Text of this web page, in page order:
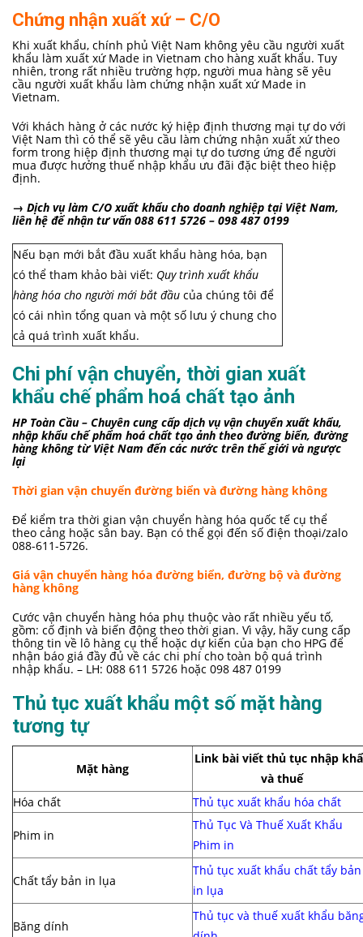
Chứng nhận xuất xứ – C/O
Khi xuất khẩu, chính phủ Việt Nam không yêu cầu người xuất
khẩu làm xuất xứ Made in Vietnam cho hàng xuất khẩu. Tuy
nhiên, trong rất nhiều trường hợp, người mua hàng sẽ yêu
cầu người xuất khẩu làm chứng nhận xuất xứ Made in
Vietnam.
Với khách hàng ở các nước ký hiệp định thương mại tự do với
Việt Nam thì có thể sẽ yêu cầu làm chứng nhận xuất xứ theo
form trong hiệp định thương mại tự do tương ứng để người
mua được hưởng thuế nhập khẩu ưu đãi đặc biệt theo hiệp
định.
→ Dịch vụ làm C/O xuất khẩu cho doanh nghiệp tại Việt Nam,
liên hệ để nhận tư vấn 088 611 5726 – 098 487 0199
Nếu bạn mới bắt đầu xuất khẩu hàng hóa, bạn
có thể tham khảo bài viết: Quy trình xuất khẩu
hàng hóa cho người mới bắt đầu của chúng tôi để
có cái nhìn tổng quan và một số lưu ý chung cho
cả quá trình xuất khẩu.
Chi phí vận chuyển, thời gian xuất
khẩu chế phẩm hoá chất tạo ảnh
HP Toàn Cầu – Chuyên cung cấp dịch vụ vận chuyển xuất khẩu,
nhập khẩu chế phẩm hoá chất tạo ảnh theo đường biển, đường
hàng không từ Việt Nam đến các nước trên thế giới và ngược
lại
Thời gian vận chuyển đường biển và đường hàng không
Để kiểm tra thời gian vận chuyển hàng hóa quốc tế cụ thể
theo cảng hoặc sân bay. Bạn có thể gọi đến số điện thoại/zalo
088-611-5726.
Giá vận chuyển hàng hóa đường biển, đường bộ và đường
hàng không
Cước vận chuyển hàng hóa phụ thuộc vào rất nhiều yếu tố,
gồm: cố định và biến động theo thời gian. Vì vậy, hãy cung cấp
thông tin về lô hàng cụ thể hoặc dự kiến của bạn cho HPG để
nhận báo giá đầy đủ về các chi phí cho toàn bộ quá trình
nhập khẩu. – LH: 088 611 5726 hoặc 098 487 0199
Thủ tục xuất khẩu một số mặt hàng
tương tự
Mặt hàng
Link bài viết thủ tục nhập
và thuế
Hóa chất
Thủ tục xuất khẩu hóa chất
Phim in
Thủ Tục Và Thuế Xuất Khẩu
Phim in
Chất tẩy bản in lụa
Thủ tục xuất khẩu chất tẩy bản
in lụa
Băng dính
Thủ tục và thuế xuất khẩu